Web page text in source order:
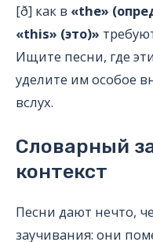
[ð] как в «the»
«this» (это)»
Ищите песни, где
уделите им особое
вслух.
Словарный
контекст
Песни дают нечто,
заучивания: они